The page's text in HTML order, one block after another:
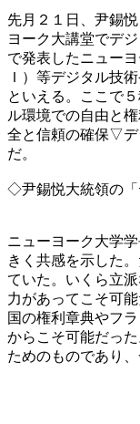
先月２１日、尹錫
ヨーク大講堂でデ
で発表したニュー
Ｉ）等デジタル技
といえる。ここで
ル環境での自由と
全と信頼の確保▽
だ。
◇尹錫悦大統領の「
ニューヨーク大学
きく共感を示した
ていた。いくら立
力があってこそ可
国の権利章典やフ
からこそ可能だっ
ためのものであり